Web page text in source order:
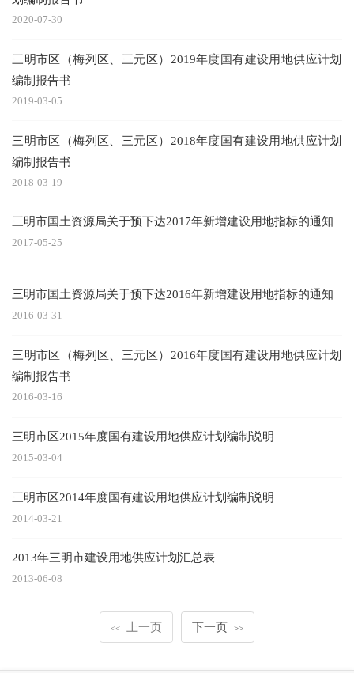
2020-07-30
三明市区（梅列区、三元区）2019年度国有建设用地供应计划
编制报告书
2019-03-05
三明市区（梅列区、三元区）2018年度国有建设用地供应计划
编制报告书
2018-03-19
三明市国土资源局关于预下达2017年新增建设用地指标的通知
2017-05-25
三明市国土资源局关于预下达2016年新增建设用地指标的通知
2016-03-31
三明市区（梅列区、三元区）2016年度国有建设用地供应计划
编制报告书
2016-03-16
三明市区2015年度国有建设用地供应计划编制说明
2015-03-04
三明市区2014年度国有建设用地供应计划编制说明
2014-03-21
2013年三明市建设用地供应计划汇总表
2013-06-08
<< 上一页 下一页 >>